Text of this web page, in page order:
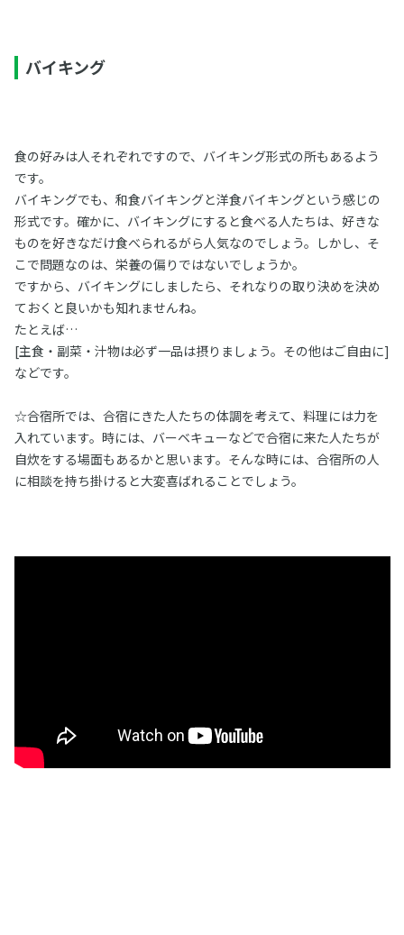
バイキング
食の好みは人それぞれですので、バイキング形式の所もあるよう
です。
バイキングでも、和食バイキングと洋食バイキングという感じの
形式です。確かに、バイキングにすると食べる人たちは、好きな
ものを好きなだけ食べられるがら人気なのでしょう。しかし、そ
こで問題なのは、栄養の偏りではないでしょうか。
ですから、バイキングにしましたら、それなりの取り決めを決め
ておくと良いかも知れませんね。
たとえば…
[主食・副菜・汁物は必ず一品は摂りましょう。その他はご自由に]
などです。
☆合宿所では、合宿にきた人たちの体調を考えて、料理には力を
入れています。時には、バーベキューなどで合宿に来た人たちが
自炊をする場面もあるかと思います。そんな時には、合宿所の人
に相談を持ち掛けると大変喜ばれることでしょう。